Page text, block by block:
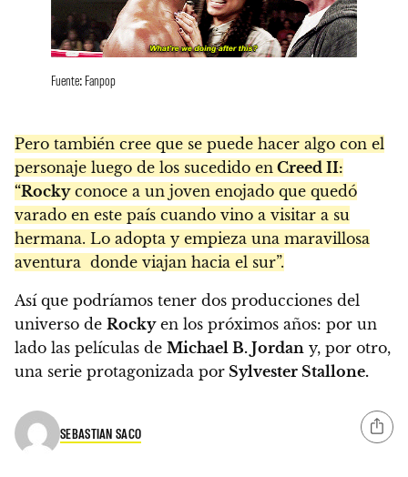
Fuente: Fanpop
Pero también cree que se puede hacer algo con el
personaje luego de los sucedido en Creed II:
“Rockyconoce a un joven enojado que quedó
varado en este país cuando vino a visitar a su
hermana. Lo adopta y empieza una maravillosa
aventura donde viajan hacia el sur”.
Así que podríamos tener dos producciones del
universo de Rockyen los próximos años: por un
lado las películas de Michael B. Jordan y, por otro,
una serie protagonizada por Sylvester Stallone.
SEBASTIAN SACO